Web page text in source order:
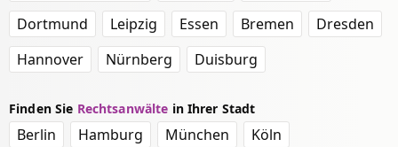
Dortmund
Leipzig Essen Bremen
Dresden
Hannover
Nürnberg Duisburg
Finden Sie Rechtsanwälte in Ihrer Stadt
Berlin Hamburg München
Köln